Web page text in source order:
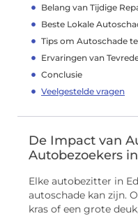
Belang van Tijdige
Beste Lokale
Tips om Autoschade
Ervaringen van
Conclusie
Veelgestelde vragen
De Impact van
Autobezoekers
Elke autobezitter in
autoschade kan zijn.
kras of een grote